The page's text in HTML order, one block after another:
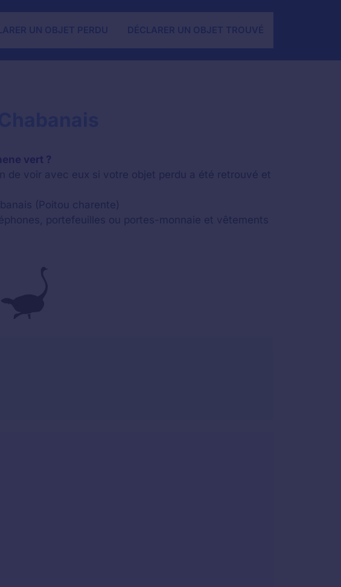
UN OBJET PERDU DÉCLARER UN OBJET TROUVÉ
vert ?
de voir avec eux si votre objet perdu a été retrouvé et
(Poitou charente)
portefeuilles ou portes-monnaie et vêtements